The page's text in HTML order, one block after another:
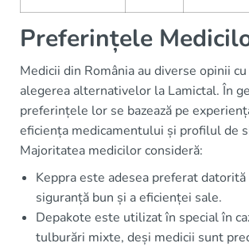
Preferințele
Medicii din România au diverse opinii
alegerea alternativelor la Lamictal. În
preferințele lor se bazează pe
eficiența medicamentului și profilul de
Majoritatea medicilor consideră:
Keppra este adesea preferat
siguranță bun și a eficienței sale.
Depakote este utilizat în special în
tulburări mixte, deși medicii sunt